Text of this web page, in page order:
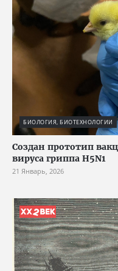
БИОЛОГИЯ, БИОТЕХНОЛОГИИ
Создан прототип
вируса гриппа H5N1
21 Январь, 2026